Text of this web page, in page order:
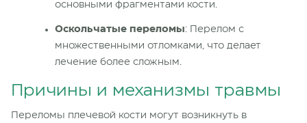
основными фрагментами кости.
Оскольчатые переломы: Перелом с
множественными отломками, что делает
лечение более сложным.
Причины и механизмы травмы
Переломы плечевой кости могут возникнуть в